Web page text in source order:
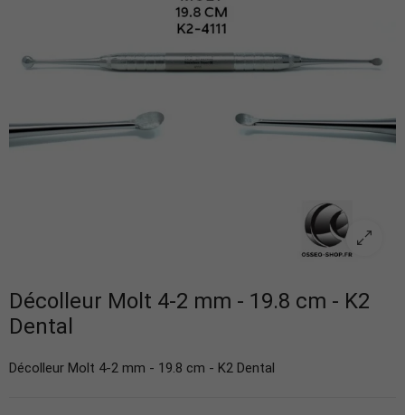
Décolleur Molt 4-2 mm - 19.8 cm - K2
Dental
Décolleur Molt 4-2 mm - 19.8 cm - K2 Dental